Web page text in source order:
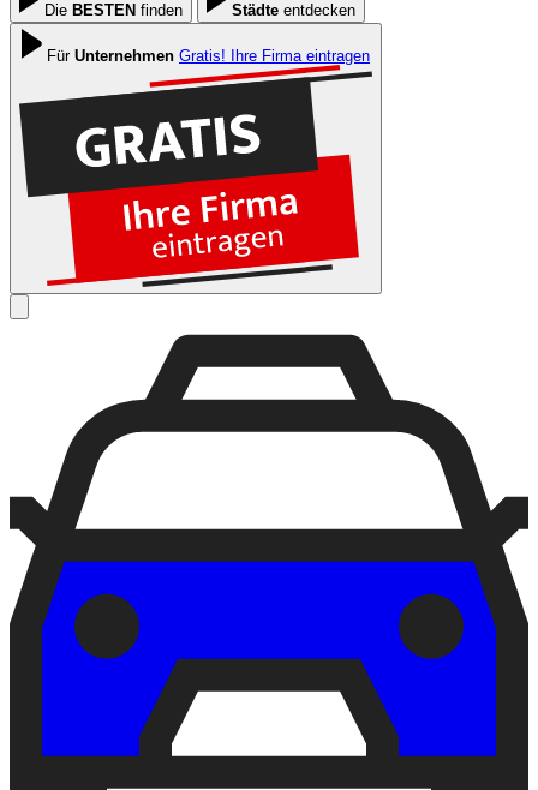
Die BESTEN finden Städte entdecken
Für Unternehmen Gratis! Ihre Firma eintragen